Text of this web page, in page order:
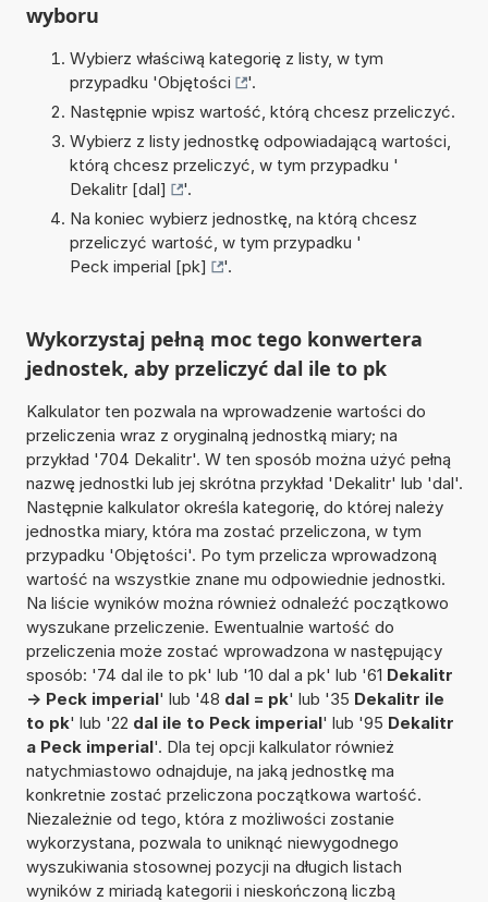
wyboru
Wybierz właściwą kategorię z listy, w tym
przypadku 'Objętości
'.
Następnie wpisz wartość, którą chcesz przeliczyć.
Wybierz z listy jednostkę odpowiadającą wartości,
którą chcesz przeliczyć, w tym przypadku '
Dekalitr [dal]
'.
Na koniec wybierz jednostkę, na którą chcesz
przeliczyć wartość, w tym przypadku '
Peck imperial [pk]
'.
Wykorzystaj pełną moc tego konwertera
jednostek, aby przeliczyć dal ile to pk
Kalkulator ten pozwala na wprowadzenie wartości do
przeliczenia wraz z oryginalną jednostką miary; na
przykład '704 Dekalitr'. W ten sposób można użyć pełną
nazwę jednostki lub jej skrótna przykład 'Dekalitr' lub 'dal'.
Następnie kalkulator określa kategorię, do której należy
jednostka miary, która ma zostać przeliczona, w tym
przypadku 'Objętości'. Po tym przelicza wprowadzoną
wartość na wszystkie znane mu odpowiednie jednostki.
Na liście wyników można również odnaleźć początkowo
wyszukane przeliczenie. Ewentualnie wartość do
przeliczenia może zostać wprowadzona w następujący
sposób: '74 dal ile to pk' lub '10 dal a pk' lub '61 Dekalitr
-> Peck imperial' lub '48 dal = pk' lub '35 Dekalitr ile
to pk' lub '22 dal ile to Peck imperial' lub '95 Dekalitr
a Peck imperial'. Dla tej opcji kalkulator również
natychmiastowo odnajduje, na jaką jednostkę ma
konkretnie zostać przeliczona początkowa wartość.
Niezależnie od tego, która z możliwości zostanie
wykorzystana, pozwala to uniknąć niewygodnego
wyszukiwania stosownej pozycji na długich listach
wyników z miriadą kategorii i nieskończoną liczbą